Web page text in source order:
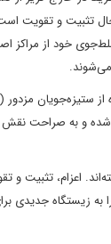
تثبیت و تقویت
خود از مراکز
می‌شوند.
ستیزه‌جویان
شده و به صراحت
اعزام، تثبیت
را به زیستگاه